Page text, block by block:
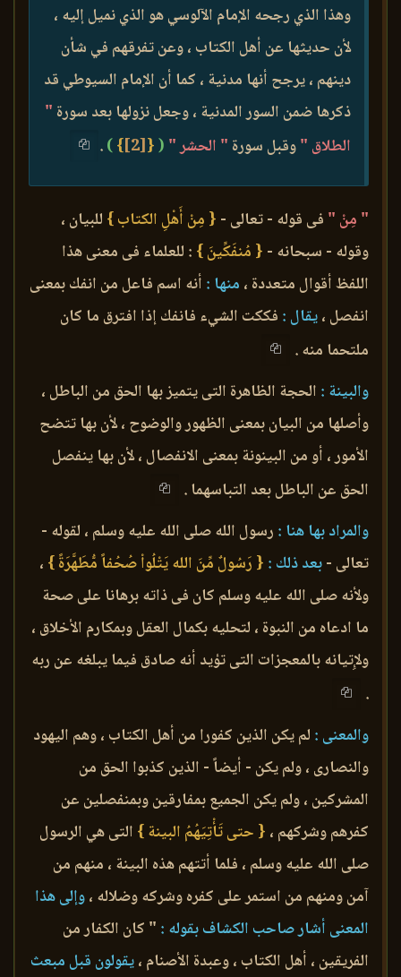
وهذا الذي رجحه الإمام الآلوسي هو الذي نميل إليه ،
لأن حديثها عن أهل الكتاب ، وعن تفرقهم في شأن
دينهم ، يرجح أنها مدنية ، كما أن الإمام السيوطي قد
ذكرها ضمن السور المدنية ، وجعل نزولها بعد سورة "
الطلاق "وقبل سورة " الحشر " (
{
[2]
}
)
.
" مِنْ " فى قوله - تعالى - { مِنْ أَهْلِ الكتاب } للبيان ،
وقوله - سبحانه - { مُنفَكِّينَ } : للعلماء فى معنى هذا
اللفظ أقوال متعددة ، منها : أنه اسم فاعل من انفك بمعنى
انفصل ،يقال : فككت الشيء فانفك إذا افترق ما كان
ملتحما منه .
والبينة : الحجة الظاهرة التى يتميز بها الحق من الباطل ،
وأصلها من البيان بمعنى الظهور والوضوح ، لأن بها تتضح
الأمور ، أو من البينونة بمعنى الانفصال ، لأن بها ينفصل
الحق عن الباطل بعد التباسهما .
والمراد بها هنا : رسول الله صلى الله عليه وسلم ، لقوله -
تعالى -بعد ذلك : { رَسُولٌ مِّنَ الله يَتْلُواْ صُحُفاً مُّطَهَّرَةً } ،
ولأنه صلى الله عليه وسلم كان فى ذاته برهانا على صحة
ما ادعاه من النبوة ، لتحليه بكمال العقل وبمكارم الأخلاق ،
ولإِتيانه بالمعجزات التى تؤيد أنه صادق فيما يبلغه عن ربه
.
والمعنى : لم يكن الذين كفورا من أهل الكتاب ، وهم اليهود
والنصارى ، ولم يكن - أيضاً - الذين كذبوا الحق من
المشركين ، ولم يكن الجميع بمفارقين وبمنفصلين عن
كفرهم وشركهم ، { حتى تَأْتِيَهُمُ البينة } التى هي الرسول
صلى الله عليه وسلم ، فلما أتتهم هذه البينة ، منهم من
آمن ومنهم من استمر على كفره وشركه وضلاله ،وإلى هذا
المعنى أشار صاحب الكشاف بقوله : " كان الكفار من
الفريقين ، أهل الكتاب ، وعبدة الأصنام ،يقولون قبل مبعث